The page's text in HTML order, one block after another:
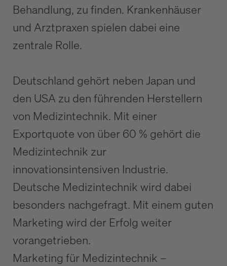
Behandlung, zu finden. Krankenhäuser
und Arztpraxen spielen dabei eine
zentrale Rolle.
Deutschland gehört neben Japan und
den USA zu den führenden Herstellern
von Medizintechnik. Mit einer
Exportquote von über 60 % gehört die
Medizintechnik zur
innovationsintensiven Industrie.
Deutsche Medizintechnik wird dabei
besonders nachgefragt. Mit einem guten
Marketing wird der Erfolg weiter
vorangetrieben.
Marketing für Medizintechnik –